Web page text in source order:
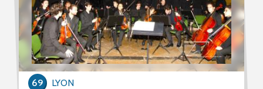
PROPOSER UN ÉVÈNEMENT
RSS ÉVÈNEMENTS
LYON
69